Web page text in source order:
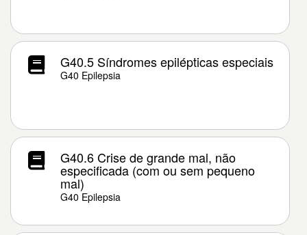
G40.5 Síndromes epilépticas especiais
G40 Epilepsia
G40.6 Crise de grande mal, não
especificada (com ou sem pequeno
mal)
G40 Epilepsia